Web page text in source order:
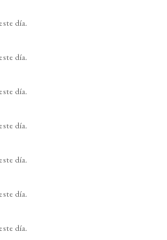
día.
día.
día.
día.
día.
día.
día.